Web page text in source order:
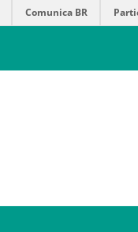
Comunica BR